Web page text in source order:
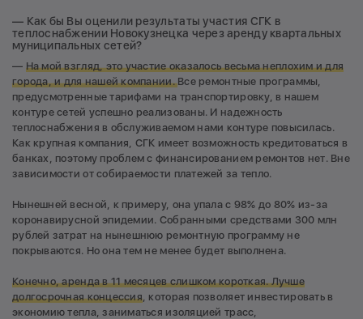
— Как бы Вы оценили результаты участия СГК в
теплоснабжении Новокузнецка через аренду квартальных
муниципальных сетей?
— На мой взгляд, это участие оказалось весьма неплохим и для
города, и для нашей компании.Все ремонтные программы,
предусмотренные тарифами на транспортировку, в нашем
контуре сетей успешно реализованы. И надежность
теплоснабжения в обслуживаемом нами контуре повысилась.
Как крупная компания, СГК имеет возможность кредитоваться в
банках, поэтому проблем с финансированием ремонтов нет. Вне
зависимости от собираемости платежей за тепло.
Нынешней весной, к примеру, она упала с 98% до 80% из-за
коронавирусной эпидемии. Собранными средствами 300 млн
рублей затрат на нынешнюю ремонтную программу не
покрываются. Но она тем не менее будет выполнена.
Конечно, аренда в 11 месяцев слишком короткая. Лучше
долгосрочная концессия, которая позволяет инвестировать в
экономию тепла, заниматься изоляцией трасс,